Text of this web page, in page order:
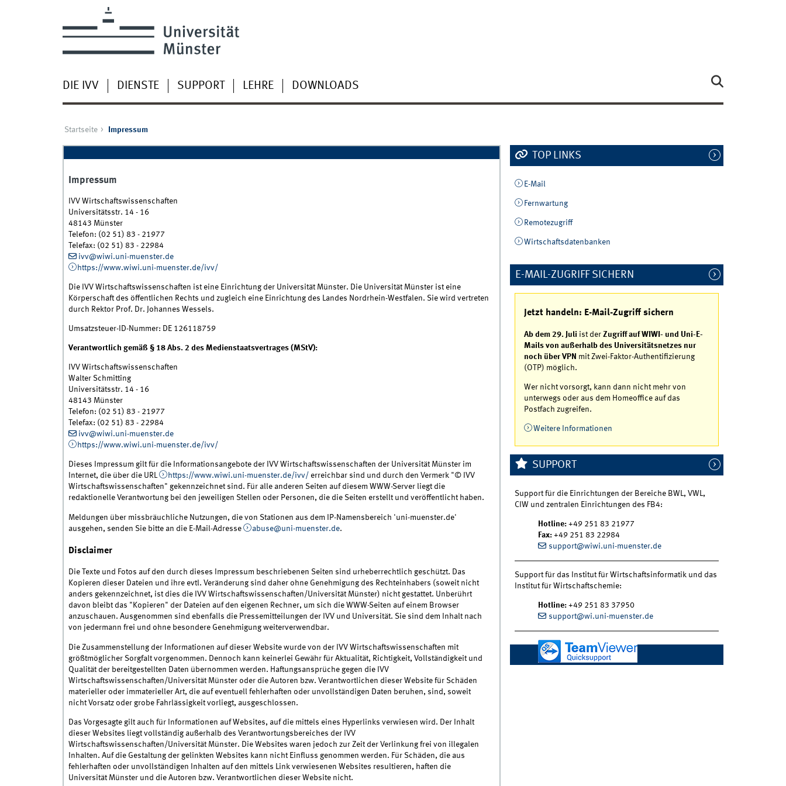
DIE IVV DIENSTE SUPPORT LEHRE DOWNLOADS
Startseite Impressum
Impressum
IVV Wirtschaftswissenschaften
Universitätsstr. 14 - 16
48143 Münster
Telefon: (02 51) 83 - 21977
Telefax: (02 51) 83 - 22984
ivv@wiwi.uni-muenster.de
https://www.wiwi.uni-muenster.de/ivv/
Die IVV Wirtschaftswissenschaften ist eine Einrichtung der Universität Münster. Die Universität Münster ist eine
Körperschaft des öffentlichen Rechts und zugleich eine Einrichtung des Landes Nordrhein-Westfalen. Sie wird vertreten
durch Rektor Prof. Dr. Johannes Wessels.
Umsatzsteuer-ID-Nummer: DE 126118759
Verantwortlich gemäß § 18 Abs. 2 des Medienstaatsvertrages (MStV):
IVV Wirtschaftswissenschaften
Walter Schmitting
Universitätsstr. 14 - 16
48143 Münster
Telefon: (02 51) 83 - 21977
Telefax: (02 51) 83 - 22984
ivv@wiwi.uni-muenster.de
https://www.wiwi.uni-muenster.de/ivv/
Dieses Impressum gilt für die Informationsangebote der IVV Wirtschaftswissenschaften der Universität Münster im
Internet, die über die URL
https://www.wiwi.uni-muenster.de/ivv/ erreichbar sind und durch den Vermerk "© IVV
Wirtschaftswissenschaften" gekennzeichnet sind. Für alle anderen Seiten auf diesem WWW-Server liegt die
redaktionelle Verantwortung bei den jeweiligen Stellen oder Personen, die die Seiten erstellt und veröffentlicht haben.
Meldungen über missbräuchliche Nutzungen, die von Stationen aus dem IP-Namensbereich 'uni-muenster.de'
ausgehen, senden Sie bitte an die E-Mail-Adresse
abuse@uni-muenster.de.
Disclaimer
Die Texte und Fotos auf den durch dieses Impressum beschriebenen Seiten sind urheberrechtlich geschützt. Das
Kopieren dieser Dateien und ihre evtl. Veränderung sind daher ohne Genehmigung des Rechteinhabers (soweit nicht
anders gekennzeichnet, ist dies die IVV Wirtschaftswissenschaften/Universität Münster) nicht gestattet. Unberührt
davon bleibt das "Kopieren" der Dateien auf den eigenen Rechner, um sich die WWW-Seiten auf einem Browser
anzuschauen. Ausgenommen sind ebenfalls die Pressemitteilungen der IVV und Universität. Sie sind dem Inhalt nach
von jedermann frei und ohne besondere Genehmigung weiterverwendbar.
Die Zusammenstellung der Informationen auf dieser Website wurde von der IVV Wirtschaftswissenschaften mit
größtmöglicher Sorgfalt vorgenommen. Dennoch kann keinerlei Gewähr für Aktualität, Richtigkeit, Vollständigkeit und
Qualität der bereitgestellten Daten übernommen werden. Haftungsansprüche gegen die IVV
Wirtschaftswissenschaften/Universität Münster oder die Autoren bzw. Verantwortlichen dieser Website für Schäden
materieller oder immaterieller Art, die auf eventuell fehlerhaften oder unvollständigen Daten beruhen, sind, soweit
nicht Vorsatz oder grobe Fahrlässigkeit vorliegt, ausgeschlossen.
Das Vorgesagte gilt auch für Informationen auf Websites, auf die mittels eines Hyperlinks verwiesen wird. Der Inhalt
dieser Websites liegt vollständig außerhalb des Verantwortungsbereiches der IVV
Wirtschaftswissenschaften/Universität Münster. Die Websites waren jedoch zur Zeit der Verlinkung frei von illegalen
Inhalten. Auf die Gestaltung der gelinkten Websites kann nicht Einfluss genommen werden. Für Schäden, die aus
fehlerhaften oder unvollständigen Inhalten auf den mittels Link verwiesenen Websites resultieren, haften die
Universität Münster und die Autoren bzw. Verantwortlichen dieser Website nicht.
TOP LINKS
E-Mail
Fernwartung
Remotezugriff
Wirtschaftsdatenbanken
E-MAIL-ZUGRIFF SICHERN
Jetzt handeln: E-Mail-Zugriff sichern
Ab dem 29. Juli ist derZugriff auf WIWI- und Uni-E-
Mails von außerhalb des Universitätsnetzes nur
noch über VPN mit Zwei-Faktor-Authentifizierung
(OTP) möglich.
Wer nicht vorsorgt, kann dann nicht mehr von
unterwegs oder aus dem Homeoffice auf das
Postfach zugreifen.
Weitere Informationen
SUPPORT
Support für die Einrichtungen der Bereiche BWL, VWL,
CIW und zentralen Einrichtungen des FB4:
Hotline: +49 251 83 21977
Fax: +49 251 83 22984
support@wiwi.uni-muenster.de
Support für das Institut für Wirtschaftsinformatik und das
Institut für Wirtschaftschemie:
Hotline: +49 251 83 37950
support@wi.uni-muenster.de